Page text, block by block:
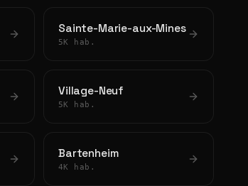
Sainte-Marie-aux-Mines
5K hab.
Village-Neuf
5K hab.
Bartenheim
4K hab.